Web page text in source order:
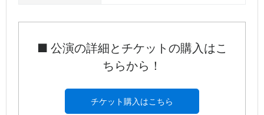
■ 公演の詳細とチケットの購入はこ
ちらから！
チケット購入はこちら